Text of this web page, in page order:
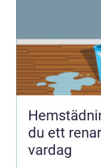
Hemstädning
du ett
vardag